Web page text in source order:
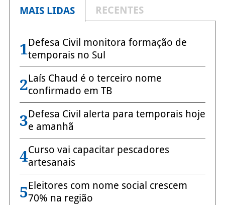
MAIS LIDAS
RECENTES
1Defesa Civil monitora formação de
temporais no Sul
2Laís Chaud é o terceiro nome
confirmado em TB
3Defesa Civil alerta para temporais hoje
e amanhã
4Curso vai capacitar pescadores
artesanais
5Eleitores com nome social crescem
70% na região